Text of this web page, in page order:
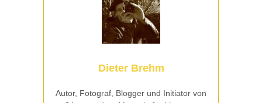
Dieter Brehm
Autor, Fotograf, Blogger und Initiator von